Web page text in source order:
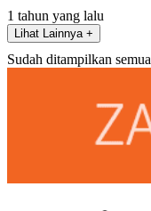
1 tahun yang lalu
Lihat Lainnya +
Sudah ditampilkan semua